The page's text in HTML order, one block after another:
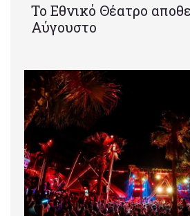
Το Εθνικό Θέατρο
Αύγουστο